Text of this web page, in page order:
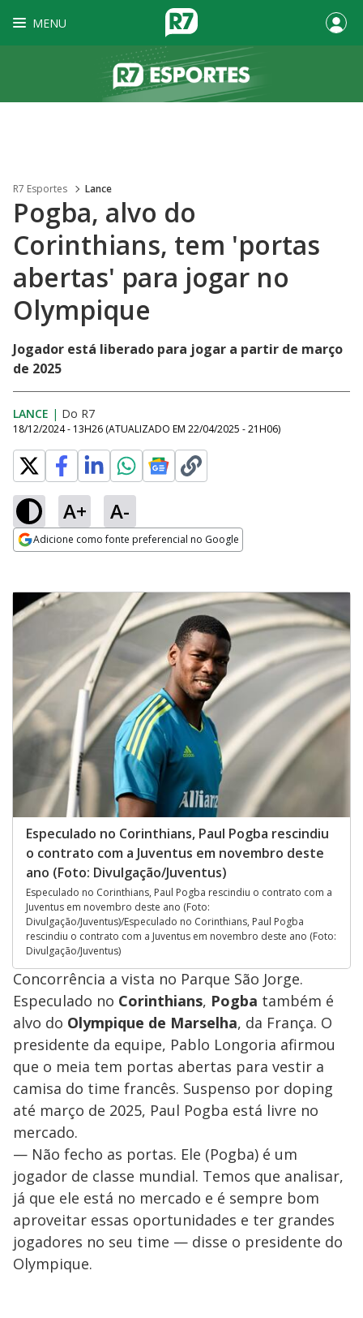
MENU
R7 Esportes Lance
Pogba, alvo do
Corinthians, tem 'portas
abertas' para jogar no
Olympique
Jogador está liberado para jogar a partir de março
de 2025
LANCE | Do R7
18/12/2024 - 13H26 (ATUALIZADO EM 22/04/2025 - 21H06)
A+ A-
Adicione como fonte preferencial no Google
Especulado no Corinthians, Paul Pogba rescindiu
o contrato com a Juventus em novembro deste
ano (Foto: Divulgação/Juventus)
Especulado no Corinthians, Paul Pogba rescindiu o contrato com a
Juventus em novembro deste ano (Foto:
Divulgação/Juventus)/Especulado no Corinthians, Paul Pogba
rescindiu o contrato com a Juventus em novembro deste ano (Foto:
Divulgação/Juventus)
Concorrência a vista no Parque São Jorge.
Especulado no Corinthians, Pogba também é
alvo do Olympique de Marselha, da França. O
presidente da equipe, Pablo Longoria afirmou
que o meia tem portas abertas para vestir a
camisa do time francês. Suspenso por doping
até março de 2025, Paul Pogba está livre no
mercado.
— Não fecho as portas. Ele (Pogba) é um
jogador de classe mundial. Temos que analisar,
já que ele está no mercado e é sempre bom
aproveitar essas oportunidades e ter grandes
jogadores no seu time — disse o presidente do
Olympique.